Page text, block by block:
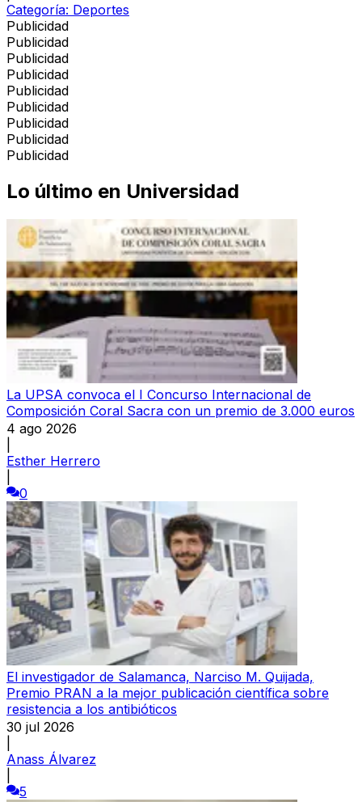
Categoría: Deportes
Publicidad
Publicidad
Publicidad
Publicidad
Publicidad
Publicidad
Publicidad
Publicidad
Publicidad
Lo último en Universidad
La UPSA convoca el I Concurso Internacional de
Composición Coral Sacra con un premio de 3.000 euros
4 ago 2026
Esther Herrero
0
El investigador de Salamanca, Narciso M. Quijada,
Premio PRAN a la mejor publicación científica sobre
resistencia a los antibióticos
30 jul 2026
Anass Álvarez
5